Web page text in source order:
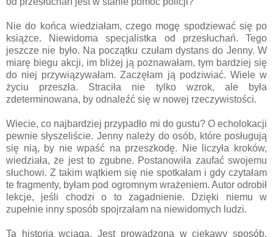
Nie do końca wiedziałam, czego mogę spodziewać się po
książce. Niewidoma specjalistka od przesłuchań. Tego
jeszcze nie było. Na początku czułam dystans do Jenny. W
miarę biegu akcji, im bliżej ją poznawałam, tym bardziej się
do niej przywiązywałam. Zaczęłam ją podziwiać. Wiele w
życiu przeszła. Straciła nie tylko wzrok, ale była
zdeterminowana, by odnaleźć się w nowej rzeczywistości.
Wiecie, co najbardziej przypadło mi do gustu? O echolokacji
pewnie słyszeliście. Jenny należy do osób, które posługują
się nią, by nie wpaść na przeszkodę. Nie liczyła kroków,
wiedziała, że jest to zgubne. Postanowiła zaufać swojemu
słuchowi. Z takim wątkiem się nie spotkałam i gdy czytałam
te fragmenty, byłam pod ogromnym wrażeniem. Autor odrobił
lekcje, jeśli chodzi o to zagadnienie. Dzięki niemu w
zupełnie inny sposób spojrzałam na niewidomych ludzi.
Ta historia wciąga. Jest prowadzona w ciekawy sposób,